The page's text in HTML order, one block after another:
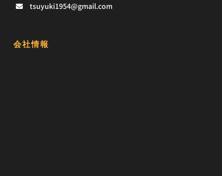
tsuyuki1954@gmail.com
会社情報